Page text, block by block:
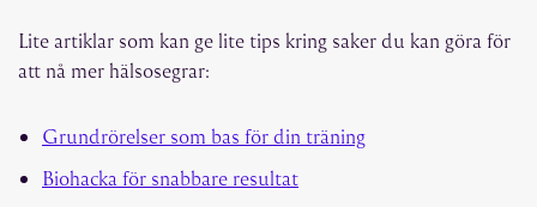
Lite artiklar som kan ge lite tips kring saker du kan göra för
att nå mer hälsosegrar:
Grundrörelser som bas för din träning
Biohacka för snabbare resultat